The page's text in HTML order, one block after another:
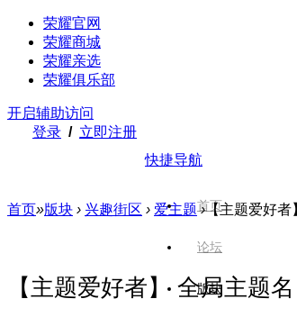
荣耀官网
荣耀商城
荣耀亲选
荣耀俱乐部
开启辅助访问
登录 / 立即注册
快捷导航
首页
论坛
版块
首页»版块 › 兴趣街区 › 爱主题 ›【主题爱好者
【主题爱好者】 全局主题